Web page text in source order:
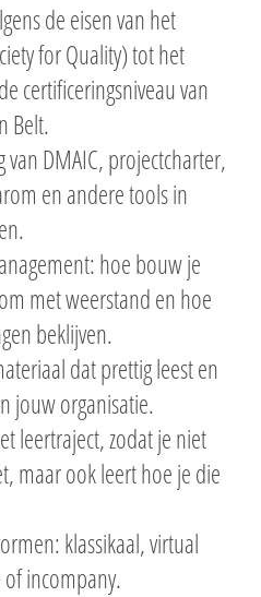
de eisen van het
for Quality) tot het
certificeringsniveau van
Belt.
van DMAIC, projectcharter,
en andere tools in
hoe bouw je
met weerstand en hoe
beklijven.
dat prettig leest en
jouw organisatie.
leertraject, zodat je niet
maar ook leert hoe je die
klassikaal, virtual
incompany.